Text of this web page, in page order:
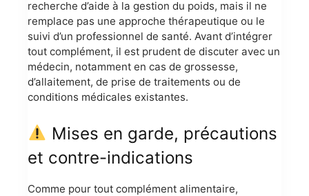
recherche d’aide à la gestion du poids, mais il ne
remplace pas une approche thérapeutique ou le
suivi d’un professionnel de santé. Avant d’intégrer
tout complément, il est prudent de discuter avec un
médecin, notamment en cas de grossesse,
d’allaitement, de prise de traitements ou de
conditions médicales existantes.
Mises en garde, précautions
et contre-indications
Comme pour tout complément alimentaire,